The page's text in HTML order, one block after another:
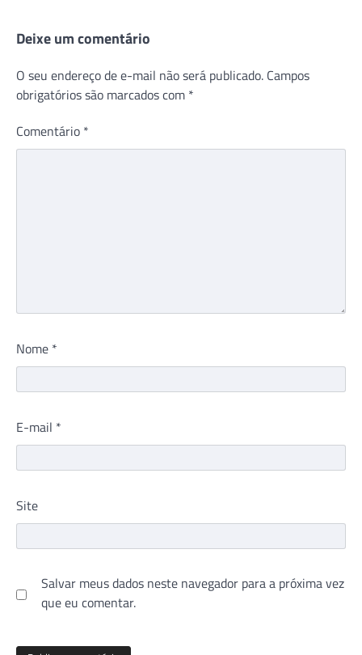
Deixe um comentário
O seu endereço de e-mail não será publicado. Campos
obrigatórios são marcados com *
Comentário *
Nome *
E-mail *
Site
Salvar meus dados neste navegador para a próxima vez
que eu comentar.